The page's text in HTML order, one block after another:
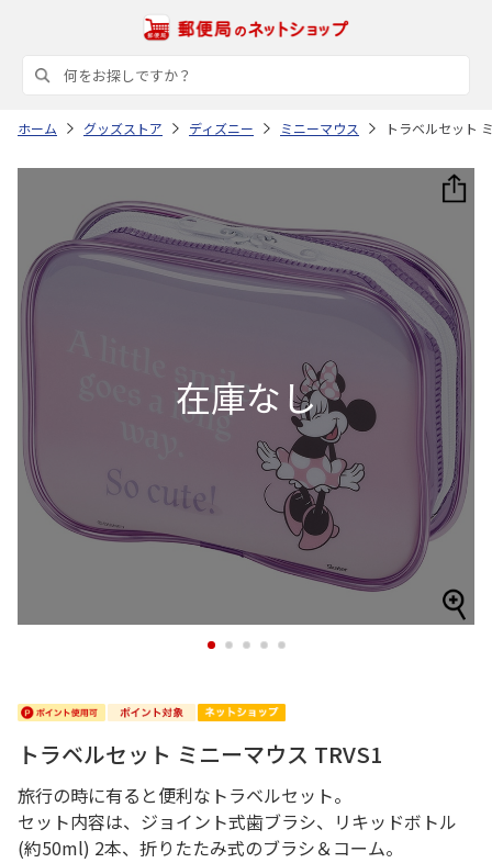
ホーム グッズストア ディズニー ミニーマウス トラベルセット
1 2 3 4 5
トラベルセット ミニーマウス TRVS1
旅行の時に有ると便利なトラベルセット。
セット内容は、ジョイント式歯ブラシ、リキッドボトル
(約50ml) 2本、折りたたみ式のブラシ＆コーム。